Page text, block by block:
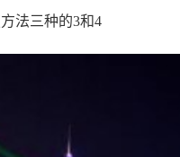
法三种的3和4